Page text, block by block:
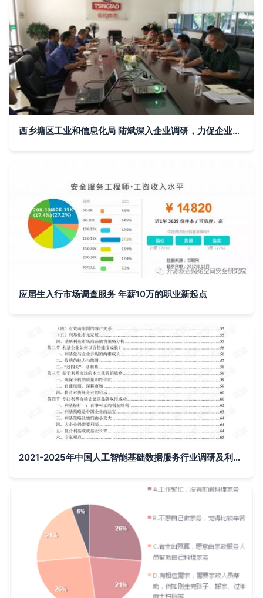
西乡塘区工业和信息化局 陆斌深入企业调研，力促企业转型升级与市场调研服务
应届生入行市场调查服务 年薪10万的职业新起点
2021-2025年中国人工智能基础数据服务行业调研及利基市场战略咨询报告